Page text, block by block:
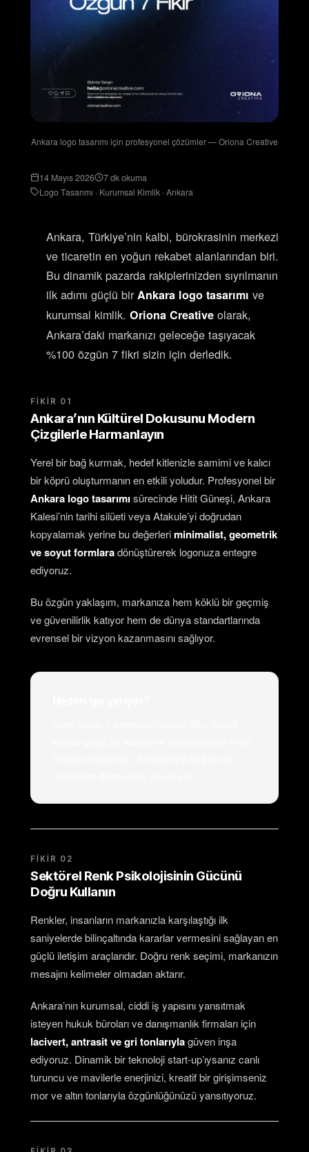
Ankara logo tasarımı için profesyonel çözümler — Oriona Creative
14 Mayıs 2026
7 dk okuma
Logo Tasarımı · Kurumsal Kimlik · Ankara
Ankara, Türkiye’nin kalbi, bürokrasinin merkezi
ve ticaretin en yoğun rekabet alanlarından biri.
Bu dinamik pazarda rakiplerinizden sıyrılmanın
ilk adımı güçlü birAnkara logo tasarımı ve
kurumsal kimlik. Oriona Creative olarak,
Ankara’daki markanızı geleceğe taşıyacak
%100 özgün 7 fikri sizin için derledik.
FIKIR 01
Ankara’nın Kültürel Dokusunu Modern
Çizgilerle Harmanlayın
Yerel bir bağ kurmak, hedef kitlenizle samimi ve kalıcı
bir köprü oluşturmanın en etkili yoludur. Profesyonel bir
Ankara logo tasarımı sürecinde Hitit Güneşi, Ankara
Kalesi’nin tarihi silüeti veya Atakule’yi doğrudan
kopyalamak yerine bu değerleriminimalist, geometrik
ve soyut formlaradönüştürerek logonuza entegre
ediyoruz.
Bu özgün yaklaşım, markanıza hem köklü bir geçmiş
ve güvenilirlik katıyor hem de dünya standartlarında
evrensel bir vizyon kazanmasını sağlıyor.
FIKIR 02
Sektörel Renk Psikolojisinin Gücünü
Doğru Kullanın
Renkler, insanların markanızla karşılaştığı ilk
saniyelerde bilinçaltında kararlar vermesini sağlayan en
güçlü iletişim araçlarıdır. Doğru renk seçimi, markanızın
mesajını kelimeler olmadan aktarır.
Ankara’nın kurumsal, ciddi iş yapısını yansıtmak
isteyen hukuk büroları ve danışmanlık firmaları için
lacivert, antrasit ve gri tonlarıylagüven inşa
ediyoruz. Dinamik bir teknoloji start-up’ıysanız canlı
turuncu ve mavilerle enerjinizi, kreatif bir girişimseniz
mor ve altın tonlarıyla özgünlüğünüzü yansıtıyoruz.